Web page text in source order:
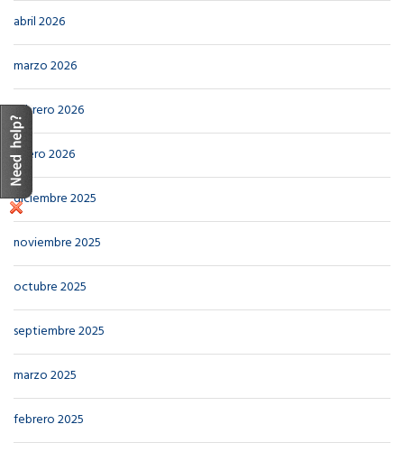
abril 2026
marzo 2026
febrero 2026
enero 2026
diciembre 2025
noviembre 2025
octubre 2025
septiembre 2025
marzo 2025
febrero 2025